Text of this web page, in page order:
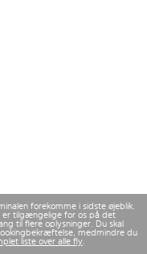
forekomme i sidste øjeblik.
er tilgængelige for os på det
til flere oplysninger. Du skal
medmindre du
liste over alle fly.